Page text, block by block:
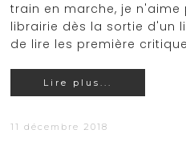
train en marche, je
librairie dès la sortie d'un
de lire les première
Lire plus...
11 décembre 2018